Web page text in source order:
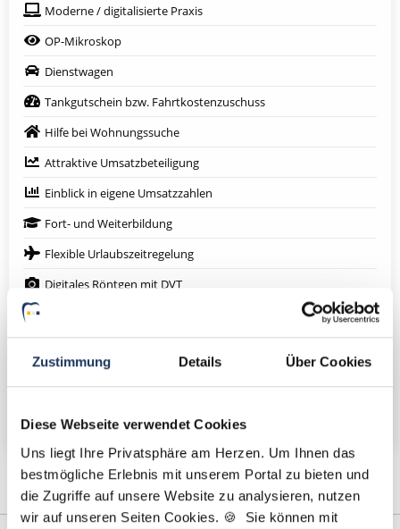
Zustimmung Details Über Cookies
Diese Webseite verwendet Cookies
Uns liegt Ihre Privatsphäre am Herzen. Um Ihnen das
bestmögliche Erlebnis mit unserem Portal zu bieten und
die Zugriffe auf unsere Website zu analysieren, nutzen
wir auf unseren Seiten Cookies. 🍪 Sie können mit
Moderne / digitalisierte Praxis
OP-Mikroskop
Dienstwagen
Tankgutschein bzw. Fahrtkostenzuschuss
Hilfe bei Wohnungssuche
Attraktive Umsatzbeteiligung
Einblick in eigene Umsatzzahlen
Fort- und Weiterbildung
Flexible Urlaubszeitregelung
Digitales Röntgen mit DVT
Eigenen Patientenstamm